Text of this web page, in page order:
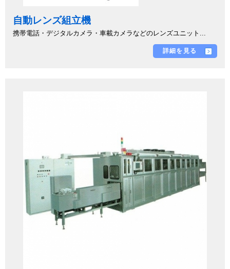
自動レンズ組立機
携帯電話・デジタルカメラ・車載カメラなどのレンズユニット...
詳細を見る